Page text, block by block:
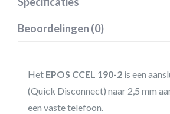
Beoordelingen (0)
Het EPOS CCEL 190-2is een
(Quick Disconnect) naar 2,5 mm
een vaste telefoon.